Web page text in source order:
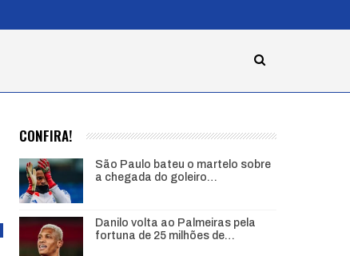
CONFIRA!
São Paulo bateu o martelo sobre
a chegada do goleiro…
Danilo volta ao Palmeiras pela
fortuna de 25 milhões de…